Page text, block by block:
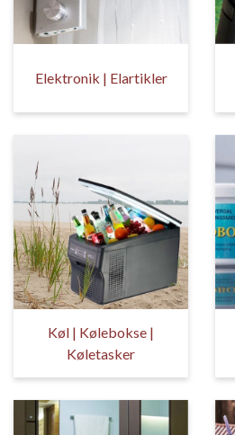
Elektronik | Elartikler
Køl | Kølebokse |
Køletasker